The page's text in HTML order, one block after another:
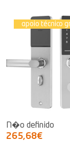
apoio técnico
N�o definido
265,68€